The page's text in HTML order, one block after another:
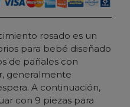
rosado es un
para bebé diseñado
de pañales con
generalmente
A continuación,
con 9 piezas para